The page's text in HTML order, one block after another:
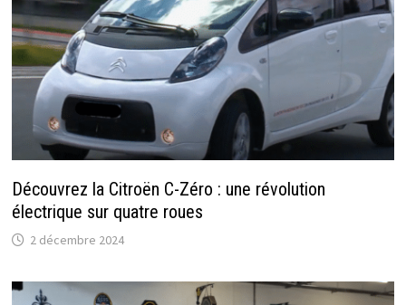
Découvrez la Citroën C-Zéro : une révolution
électrique sur quatre roues
2 décembre 2024